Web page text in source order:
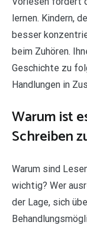
lernen. Kindern,
besser
beim Zuhören.
Geschichte zu
Handlungen in
Warum ist
Schreiben
Warum sind
wichtig? Wer
der Lage, sich